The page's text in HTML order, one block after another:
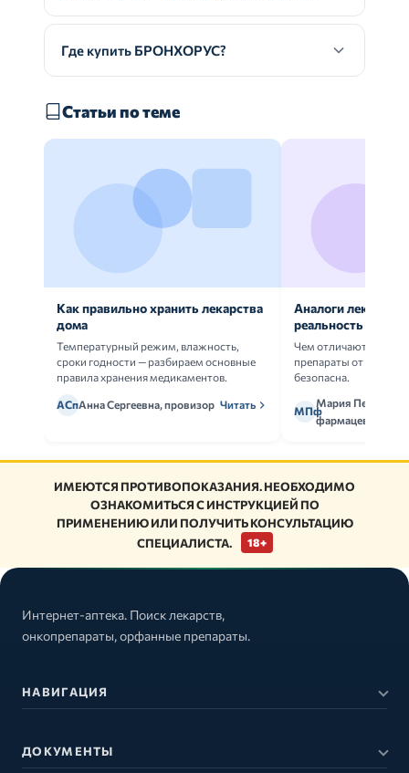
Где купить БРОНХОРУС?
Статьи по теме
Как правильно хранить лекарства
дома
Температурный режим, влажность,
сроки годности — разбираем основные
правила хранения медикаментов.
АСпАнна Сергеевна, провизор Читать
Аналоги
реальность
Чем отличаются
препараты от
безопасна.
МПф
Мария Петрова,
фармацевт
ИМЕЮТСЯ ПРОТИВОПОКАЗАНИЯ. НЕОБХОДИМО
ОЗНАКОМИТЬСЯ С ИНСТРУКЦИЕЙ ПО
ПРИМЕНЕНИЮ ИЛИ ПОЛУЧИТЬ КОНСУЛЬТАЦИЮ
СПЕЦИАЛИСТА.
18+
Интернет-аптека. Поиск лекарств,
онкопрепараты, орфанные препараты.
НАВИГАЦИЯ
ДОКУМЕНТЫ